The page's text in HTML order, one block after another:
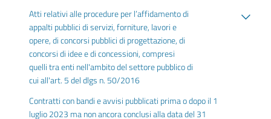
Atti relativi alle procedure per l’affidamento di
appalti pubblici di servizi, forniture, lavori e
opere, di concorsi pubblici di progettazione, di
concorsi di idee e di concessioni, compresi
quelli tra enti nell'ambito del settore pubblico di
cui all'art. 5 del dlgs n. 50/2016
Contratti con bandi e avvisi pubblicati prima o dopo il 1
luglio 2023 ma non ancora conclusi alla data del 31